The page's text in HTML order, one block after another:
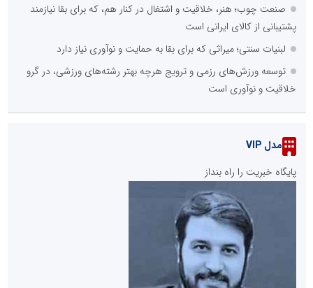
صنعت چوب؛ هنر، خلاقیت و اشتغال در کنار هم، که برای بقا نیازمند
پشتیبانی از کالای ایرانی است
لبنیات سنتی؛ میراثی که برای بقا به حمایت و نوآوری نیاز دارد
توسعه ورزش‌های رزمی و ترویج هرچه بهتر رشته‌های ورزشی، در گرو
خلاقیت و نوآوری است
مدل VIP
پایگاه خبریت را راه بنداز